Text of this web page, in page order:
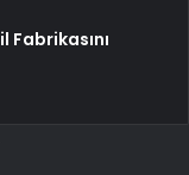
Fabrikasını